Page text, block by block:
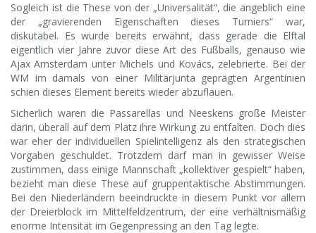
Sogleich ist die These von der „Universalität“, die angeblich eine
der „gravierenden Eigenschaften dieses Turniers“ war,
diskutabel. Es wurde bereits erwähnt, dass gerade die Elftal
eigentlich vier Jahre zuvor diese Art des Fußballs, genauso wie
Ajax Amsterdam unter Michels und Kovács, zelebrierte. Bei der
WM im damals von einer Militärjunta geprägten Argentinien
schien dieses Element bereits wieder abzuflauen.
Sicherlich waren die Passarellas und Neeskens große Meister
darin, überall auf dem Platz ihre Wirkung zu entfalten. Doch dies
war eher der individuellen Spielintelligenz als den strategischen
Vorgaben geschuldet. Trotzdem darf man in gewisser Weise
zustimmen, dass einige Mannschaft „kollektiver gespielt“ haben,
bezieht man diese These auf gruppentaktische Abstimmungen.
Bei den Niederländern beeindruckte in diesem Punkt vor allem
der Dreierblock im Mittelfeldzentrum, der eine verhältnismäßig
enorme Intensität im Gegenpressing an den Tag legte.